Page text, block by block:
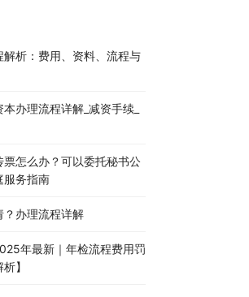
析：费用、资料、流程与
办理流程详解_减资手续_
怎么办？可以委托秘书公
服务指南
？办理流程详解
年最新｜年检流程费用罚
】